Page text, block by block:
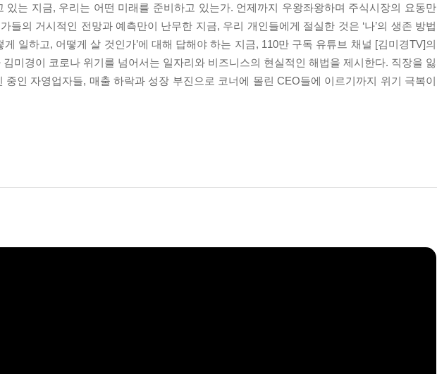
있는 지금, 우리는 어떤 미래를 준비하고 있는가. 언제까지 우왕좌왕하며 주식시장의 요동만
들의 거시적인 전망과 예측만이 난무한 지금, 우리 개인들에게 절실한 것은 ‘나’의 생존 방법
일하고, 어떻게 살 것인가’에 대해 답해야 하는 지금, 110만 구독 유튜브 채널 [김미경TV]의
미경이 코로나 위기를 넘어서는 일자리와 비즈니스의 현실적인 해법을 제시한다. 직장을 잃
인 자영업자들, 매출 하락과 성장 부진으로 코너에 몰린 CEO들에 이르기까지 위기 극복이